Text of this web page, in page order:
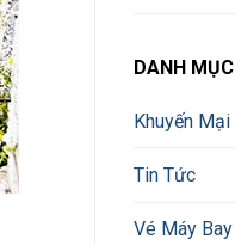
DANH MỤC
Khuyến Mại
Tin Tức
Vé Máy Bay